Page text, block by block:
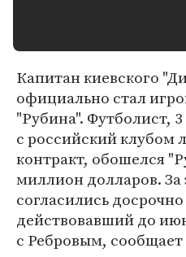
Капитан киевского
официально стал
"Рубина". Футболист,
с российский клубом
контракт, обошелся
миллион долларов. За
согласились
действовавший до
с Ребровым,